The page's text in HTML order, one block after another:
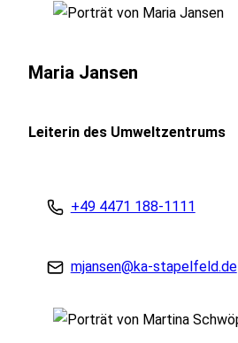
Maria Jansen
Leiterin des Umweltzentrums
+49 4471 188-1111
mjansen@ka-stapelfeld.de